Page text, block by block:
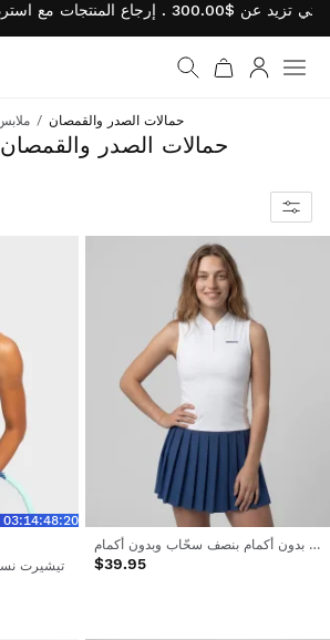
إلى الصفحة
حمالات الصدر والقمصان
حمالات الصدر
03:14:48:20
تيشيرت
قميص تنس نسائي بدون أكمام بنصف سحّاب وبدون أكمام
$39.95